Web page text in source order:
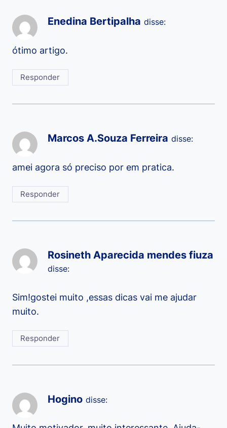
Enedina Bertipalha disse:
ótimo artigo.
Responder
Marcos A.Souza Ferreira disse:
amei agora só preciso por em pratica.
Responder
Rosineth Aparecida mendes fiuza
disse:
Sim!gostei muito ,essas dicas vai me ajudar
muito.
Responder
Hogino disse: